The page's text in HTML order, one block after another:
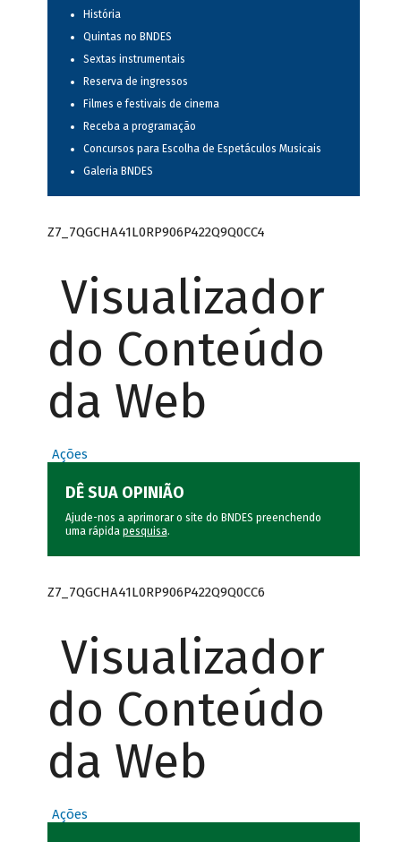
História
Quintas no BNDES
Sextas instrumentais
Reserva de ingressos
Filmes e festivais de cinema
Receba a programação
Concursos para Escolha de Espetáculos Musicais
Galeria BNDES
Z7_7QGCHA41L0RP906P422Q9Q0CC4
Visualizador
do Conteúdo
da Web
Ações
DÊ SUA OPINIÃO
Ajude-nos a aprimorar o site do BNDES preenchendo
uma rápida pesquisa.
Z7_7QGCHA41L0RP906P422Q9Q0CC6
Visualizador
do Conteúdo
da Web
Ações